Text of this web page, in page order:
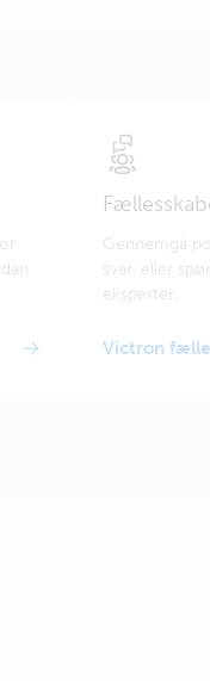
Gennemgå
svar, eller
eksperter.
Victron